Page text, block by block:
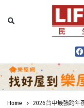
Home 2026台中最強跨年